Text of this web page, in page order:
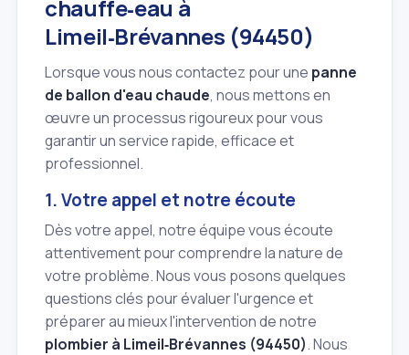
chauffe‑eau à
Limeil‑Brévannes (94450)
Lorsque vous nous contactez pour une panne
de ballon d'eau chaude, nous mettons en
œuvre un processus rigoureux pour vous
garantir un service rapide, efficace et
professionnel.
1. Votre appel et notre écoute
Dès votre appel, notre équipe vous écoute
attentivement pour comprendre la nature de
votre problème. Nous vous posons quelques
questions clés pour évaluer l'urgence et
préparer au mieux l'intervention de notre
plombier à Limeil‑Brévannes (94450). Nous